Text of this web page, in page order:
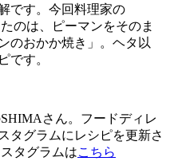
です。今回料理家の
のは、ピーマンをそのま
のおかか焼き」。ヘタ以
です。
さん。フードディレ
タグラムにレシピを更新さ
タグラムはこちら